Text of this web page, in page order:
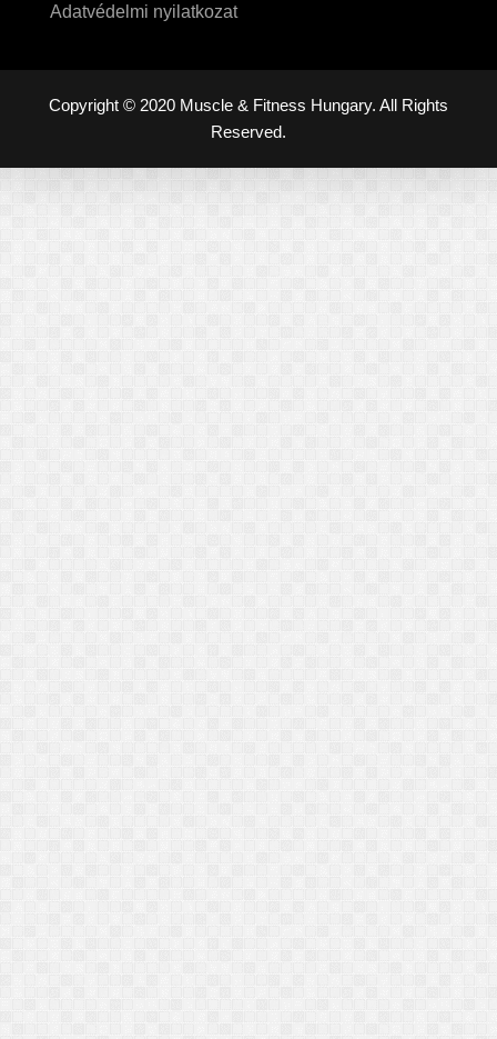
Adatvédelmi nyilatkozat
Copyright © 2020 Muscle & Fitness Hungary. All Rights
Reserved.